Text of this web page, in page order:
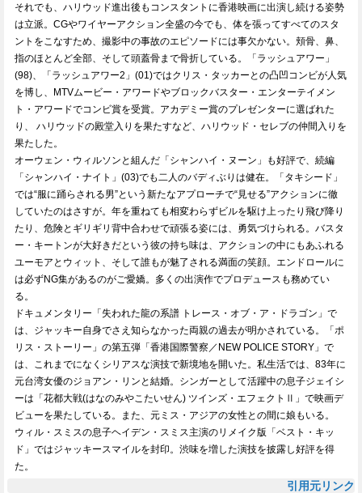
それでも、ハリウッド進出後もコンスタントに香港映画に出演し続ける姿勢
は立派。CGやワイヤーアクション全盛の今でも、体を張ってすべてのスタ
ントをこなすため、撮影中の事故のエピソードには事欠かない。頬骨、鼻、
指のほとんど全部、そして頭蓋骨まで骨折している。「ラッシュアワー」
(98)、「ラッシュアワー2」(01)ではクリス・タッカーとの凸凹コンビが人気
を博し、MTVムービー・アワードやブロックバスター・エンターテイメン
ト・アワードでコンビ賞を受賞。アカデミー賞のプレゼンターに選ばれた
り、 ハリウッドの殿堂入りを果たすなど、ハリウッド・セレブの仲間入りを
果たした。
オーウェン・ウィルソンと組んだ「シャンハイ・ヌーン」も好評で、続編
「シャンハイ・ナイト」(03)でも二人のバディぶりは健在。「タキシード」
では“服に踊らされる男”という新たなアプローチで“見せる”アクションに徹
していたのはさすが。年を重ねても相変わらずビルを駆け上ったり飛び降り
たり、危険とギリギリ背中合わせで頑張る姿には、勇気づけられる。バスタ
ー・キートンが大好きだという彼の持ち味は、アクションの中にもあふれる
ユーモアとウィット、そして誰もが魅了される満面の笑顔。エンドロールに
は必ずNG集があるのがご愛嬌。多くの出演作でプロデュースも務めてい
る。
ドキュメンタリー「失われた龍の系譜 トレース・オブ・ア・ドラゴン」で
は、ジャッキー自身でさえ知らなかった両親の過去が明かされている。「ポ
リス・ストーリー」の第五弾「香港国際警察／NEW POLICE STORY」で
は、これまでになくシリアスな演技で新境地を開いた。私生活では、83年に
元台湾女優のジョアン・リンと結婚。シンガーとして活躍中の息子ジェイシ
ーは「花都大戦(はなのみやこたいせん) ツインズ・エフェクトⅡ」で映画デ
ビューを果たしている。また、元ミス・アジアの女性との間に娘もいる。
ウィル・スミスの息子ヘイデン・スミス主演のリメイク版「ベスト・キッ
ド」ではジャッキースマイルを封印。渋味を増した演技を披露し好評を得
た。
引用元リンク